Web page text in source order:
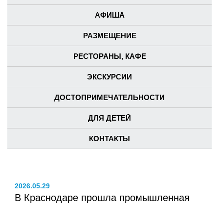
АФИША
РАЗМЕЩЕНИЕ
РЕСТОРАНЫ, КАФЕ
ЭКСКУРСИИ
ДОСТОПРИМЕЧАТЕЛЬНОСТИ
ДЛЯ ДЕТЕЙ
КОНТАКТЫ
2026.05.29
В Краснодаре прошла промышленная